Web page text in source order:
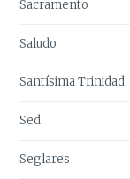
Sacramento
Saludo
Santísima Trinidad
Sed
Seglares